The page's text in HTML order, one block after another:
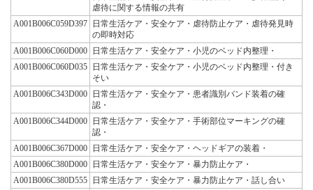
虐待に関する情報の共有
A001B006C059D397
日常生活ケア・安全ケア・虐待防止ケア・虐待発見時
の即時対応
A001B006C060D000
日常生活ケア・安全ケア・小児のベッド内整理・
A001B006C060D035
日常生活ケア・安全ケア・小児のベッド内整理・付き
そい
A001B006C343D000
日常生活ケア・安全ケア・患者識別バンド装着の確
認・
A001B006C344D000
日常生活ケア・安全ケア・手術部位マーキングの確
認・
A001B006C367D000
日常生活ケア・安全ケア・ヘッドギアの装着・
A001B006C380D000
日常生活ケア・安全ケア・暴力防止ケア・
A001B006C380D555
日常生活ケア・安全ケア・暴力防止ケア・話し合い